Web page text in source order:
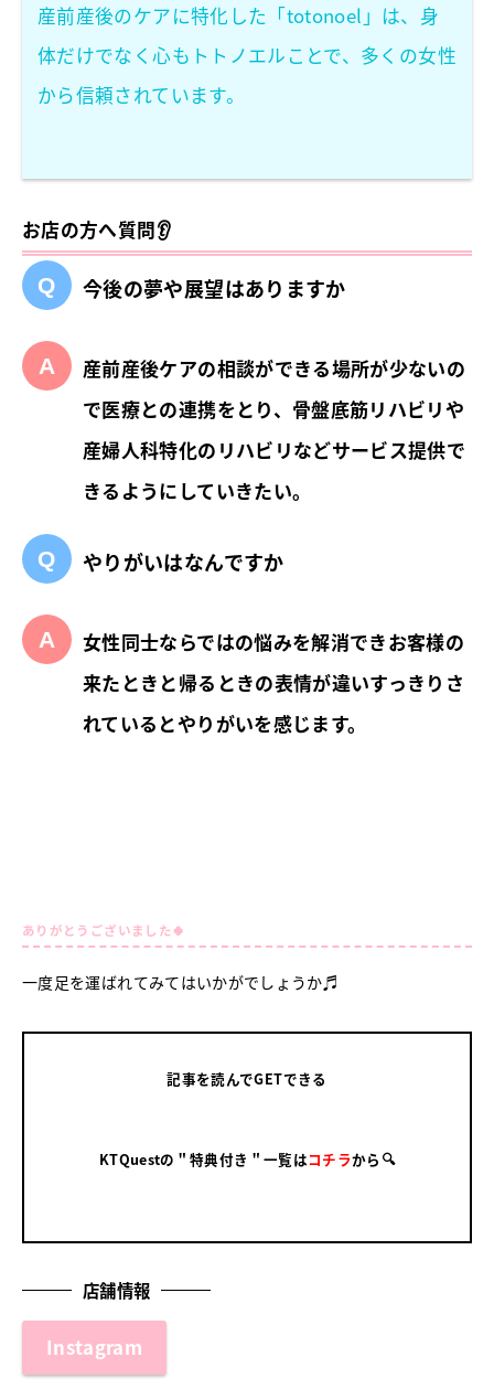
産前産後のケアに特化した「totonoel」は、身
体だけでなく心もトトノエルことで、多くの女性
から信頼されています。
お店の方へ質問👂
今後の夢や展望はありますか
産前産後ケアの相談ができる場所が少ないの
で医療との連携をとり、骨盤底筋リハビリや
産婦人科特化のリハビリなどサービス提供で
きるようにしていきたい。
やりがいはなんですか
女性同士ならではの悩みを解消できお客様の
来たときと帰るときの表情が違いすっきりさ
れているとやりがいを感じます。
ありがとうございました🍀
一度足を運ばれてみてはいかがでしょうか♬
記事を読んでGETできる
KTQuestの＂特典付き＂一覧はコチラから🔍
店舗情報
Instagram